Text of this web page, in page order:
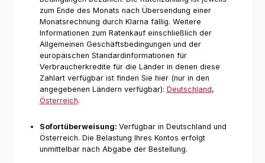
zum Ende des Monats nach Übersendung einer
Monatsrechnung durch Klarna fällig. Weitere
Informationen zum Ratenkauf einschließlich der
Allgemeinen Geschäftsbedingungen und der
europäischen Standardinformationen für
Verbraucherkredite für die Länder in denen diese
Zahlart verfügbar ist finden Sie hier (nur in den
angegebenen Ländern verfügbar): Deutschland,
Österreich.
Sofortüberweisung: Verfügbar in Deutschland und
Österreich. Die Belastung Ihres Kontos erfolgt
unmittelbar nach Abgabe der Bestellung.